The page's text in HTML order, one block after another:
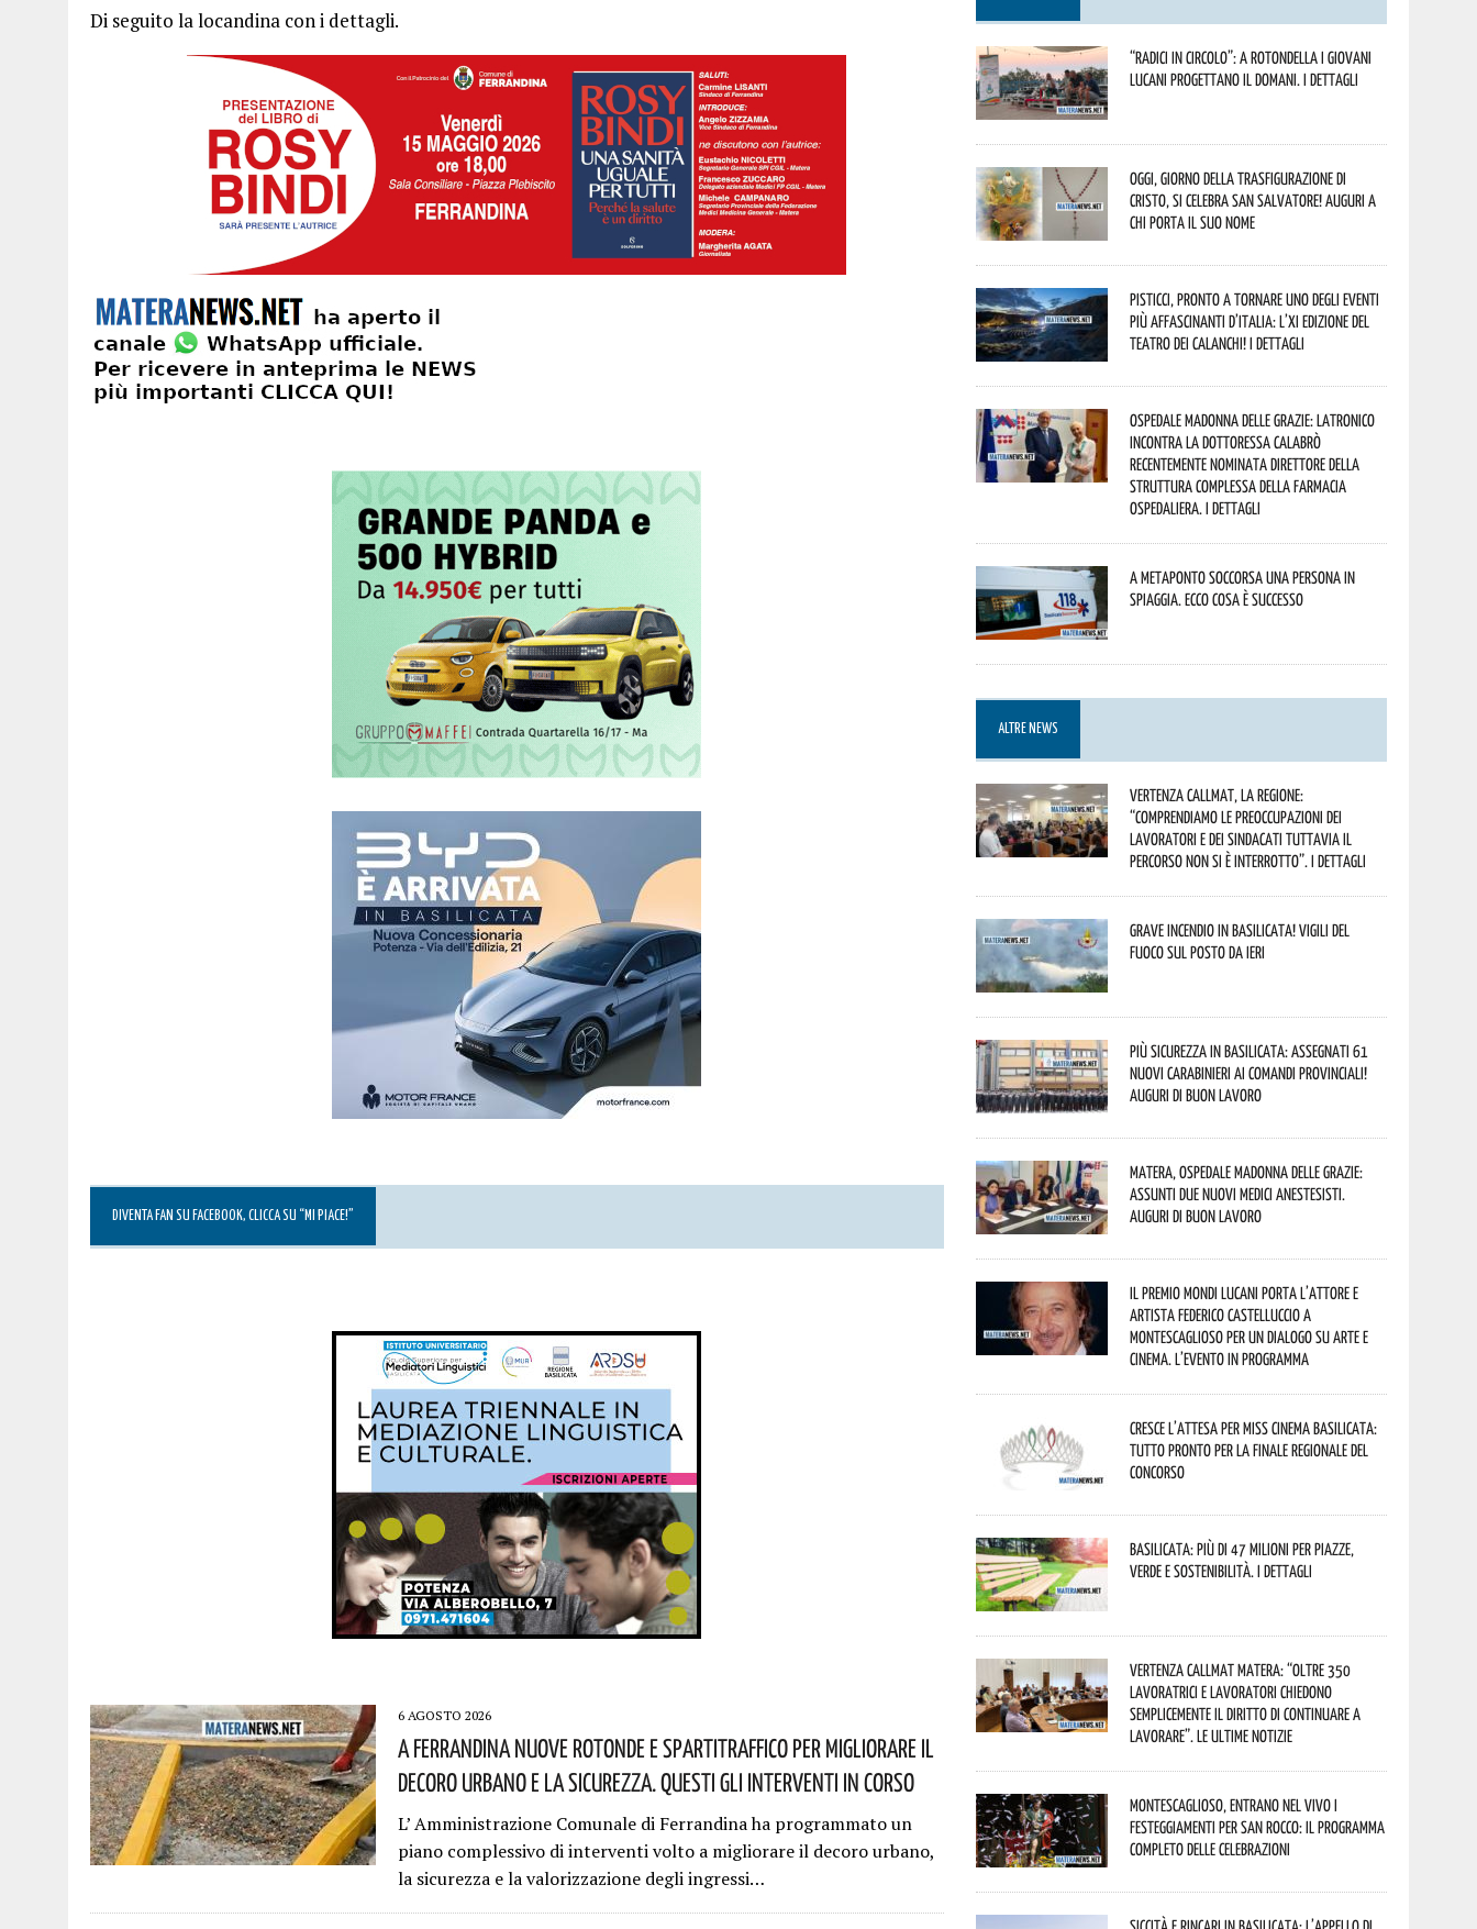
Di seguito la locandina con i dettagli.
DIVENTA FAN SU FACEBOOK, CLICCA SU “MI PIACE!”
6 AGOSTO 2026
A Ferrandina Nuove Rotonde E Spartitraffico Per Migliorare Il
Decoro Urbano E La Sicurezza. Questi Gli Interventi In Corso
L’ Amministrazione Comunale di Ferrandina ha programmato un
piano complessivo di interventi volto a migliorare il decoro urbano,
la sicurezza e la valorizzazione degli ingressi…
“Radici in Circolo”: a Rotondella i giovani
lucani progettano il domani. I dettagli
Oggi, giorno della Trasfigurazione di
Cristo, si celebra San Salvatore! Auguri a
chi porta il suo nome
Pisticci, pronto a tornare uno degli eventi
più affascinanti d’Italia: l’XI edizione del
Teatro dei Calanchi! I dettagli
Ospedale Madonna delle Grazie: Latronico
incontra la dottoressa Calabrò
recentemente nominata Direttore della
Struttura Complessa della Farmacia
Ospedaliera. I dettagli
A Metaponto soccorsa una persona in
spiaggia. Ecco cosa è successo
ALTRE NEWS
Vertenza CallMat, la Regione:
“comprendiamo le preoccupazioni dei
lavoratori e dei sindacati tuttavia il
percorso non si è interrotto”. I dettagli
Grave incendio in Basilicata! Vigili del
fuoco sul posto da ieri
Più sicurezza in Basilicata: assegnati 61
nuovi Carabinieri ai Comandi provinciali!
Auguri di buon lavoro
Matera, Ospedale Madonna delle Grazie:
assunti due nuovi medici anestesisti.
Auguri di buon lavoro
Il Premio Mondi Lucani porta l’attore e
artista Federico Castelluccio a
Montescaglioso per un dialogo su arte e
cinema. L’evento in programma
Cresce l’attesa per Miss Cinema Basilicata:
tutto pronto per la finale regionale del
concorso
Basilicata: più di 47 milioni per piazze,
verde e sostenibilità. I dettagli
Vertenza CallMat Matera: “Oltre 350
lavoratrici e lavoratori chiedono
semplicemente il diritto di continuare a
lavorare”. Le ultime notizie
Montescaglioso, entrano nel vivo i
festeggiamenti per San Rocco: il programma
completo delle celebrazioni